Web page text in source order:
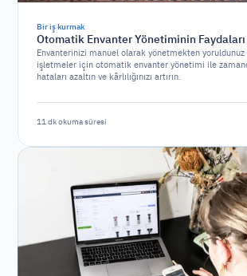
Bir iş kurmak
Otomatik Envanter Yönetiminin Faydaları
Envanterinizi manuel olarak yönetmekten
işletmeler için otomatik envanter yönetimi ile
hataları azaltın ve kârlılığınızı artırın.
11 dk okuma süresi